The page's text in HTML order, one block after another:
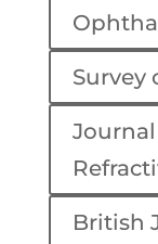
Survey
British